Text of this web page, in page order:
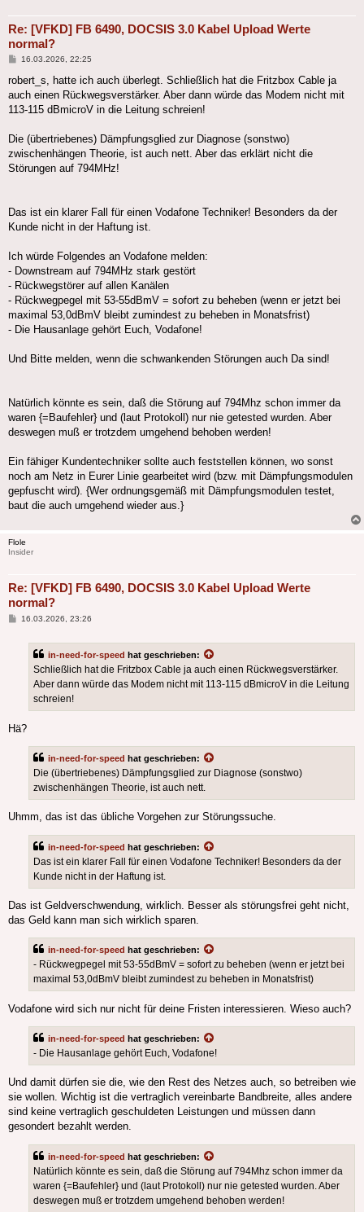
Re: [VFKD] FB 6490, DOCSIS 3.0 Kabel Upload Werte
normal?
Beitrag
16.03.2026, 22:25
robert_s, hatte ich auch überlegt. Schließlich hat die Fritzbox Cable ja
auch einen Rückwegsverstärker. Aber dann würde das Modem nicht mit
113-115 dBmicroV in die Leitung schreien!
Die (übertriebenes) Dämpfungsglied zur Diagnose (sonstwo)
zwischenhängen Theorie, ist auch nett. Aber das erklärt nicht die
Störungen auf 794MHz!
Das ist ein klarer Fall für einen Vodafone Techniker! Besonders da der
Kunde nicht in der Haftung ist.
Ich würde Folgendes an Vodafone melden:
- Downstream auf 794MHz stark gestört
- Rückwegstörer auf allen Kanälen
- Rückwegpegel mit 53-55dBmV = sofort zu beheben (wenn er jetzt bei
maximal 53,0dBmV bleibt zumindest zu beheben in Monatsfrist)
- Die Hausanlage gehört Euch, Vodafone!
Und Bitte melden, wenn die schwankenden Störungen auch Da sind!
Natürlich könnte es sein, daß die Störung auf 794Mhz schon immer da
waren {=Baufehler} und (laut Protokoll) nur nie getested wurden. Aber
deswegen muß er trotzdem umgehend behoben werden!
Ein fähiger Kundentechniker sollte auch feststellen können, wo sonst
noch am Netz in Eurer Linie gearbeitet wird (bzw. mit Dämpfungsmodulen
gepfuscht wird). {Wer ordnungsgemäß mit Dämpfungsmodulen testet,
baut die auch umgehend wieder aus.}
Flole
Insider
Re: [VFKD] FB 6490, DOCSIS 3.0 Kabel Upload Werte
normal?
Beitrag
16.03.2026, 23:26
in-need-for-speed hat geschrieben:
Schließlich hat die Fritzbox Cable ja auch einen Rückwegsverstärker.
Aber dann würde das Modem nicht mit 113-115 dBmicroV in die Leitung
schreien!
Hä?
in-need-for-speed hat geschrieben:
Die (übertriebenes) Dämpfungsglied zur Diagnose (sonstwo)
zwischenhängen Theorie, ist auch nett.
Uhmm, das ist das übliche Vorgehen zur Störungssuche.
in-need-for-speed hat geschrieben:
Das ist ein klarer Fall für einen Vodafone Techniker! Besonders da der
Kunde nicht in der Haftung ist.
Das ist Geldverschwendung, wirklich. Besser als störungsfrei geht nicht,
das Geld kann man sich wirklich sparen.
in-need-for-speed hat geschrieben:
- Rückwegpegel mit 53-55dBmV = sofort zu beheben (wenn er jetzt bei
maximal 53,0dBmV bleibt zumindest zu beheben in Monatsfrist)
Vodafone wird sich nur nicht für deine Fristen interessieren. Wieso auch?
in-need-for-speed hat geschrieben:
- Die Hausanlage gehört Euch, Vodafone!
Und damit dürfen sie die, wie den Rest des Netzes auch, so betreiben wie
sie wollen. Wichtig ist die vertraglich vereinbarte Bandbreite, alles andere
sind keine vertraglich geschuldeten Leistungen und müssen dann
gesondert bezahlt werden.
in-need-for-speed hat geschrieben:
Natürlich könnte es sein, daß die Störung auf 794Mhz schon immer da
waren {=Baufehler} und (laut Protokoll) nur nie getested wurden. Aber
deswegen muß er trotzdem umgehend behoben werden!